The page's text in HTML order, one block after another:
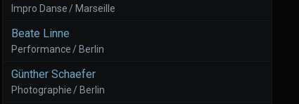
Impro Danse / Marseille
Beate Linne
Performance / Berlin
Günther Schaefer
Photographie / Berlin